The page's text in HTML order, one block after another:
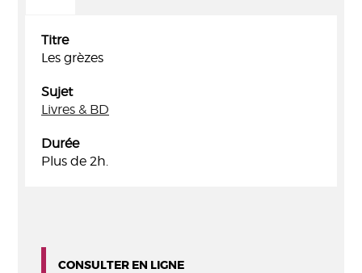
Titre
Les grèzes
Sujet
Livres & BD
Durée
Plus de 2h.
CONSULTER EN LIGNE